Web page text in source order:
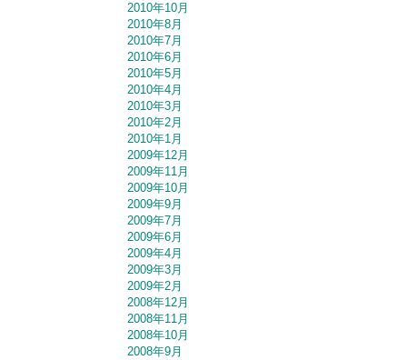
2010年10月
2010年8月
2010年7月
2010年6月
2010年5月
2010年4月
2010年3月
2010年2月
2010年1月
2009年12月
2009年11月
2009年10月
2009年9月
2009年7月
2009年6月
2009年4月
2009年3月
2009年2月
2008年12月
2008年11月
2008年10月
2008年9月